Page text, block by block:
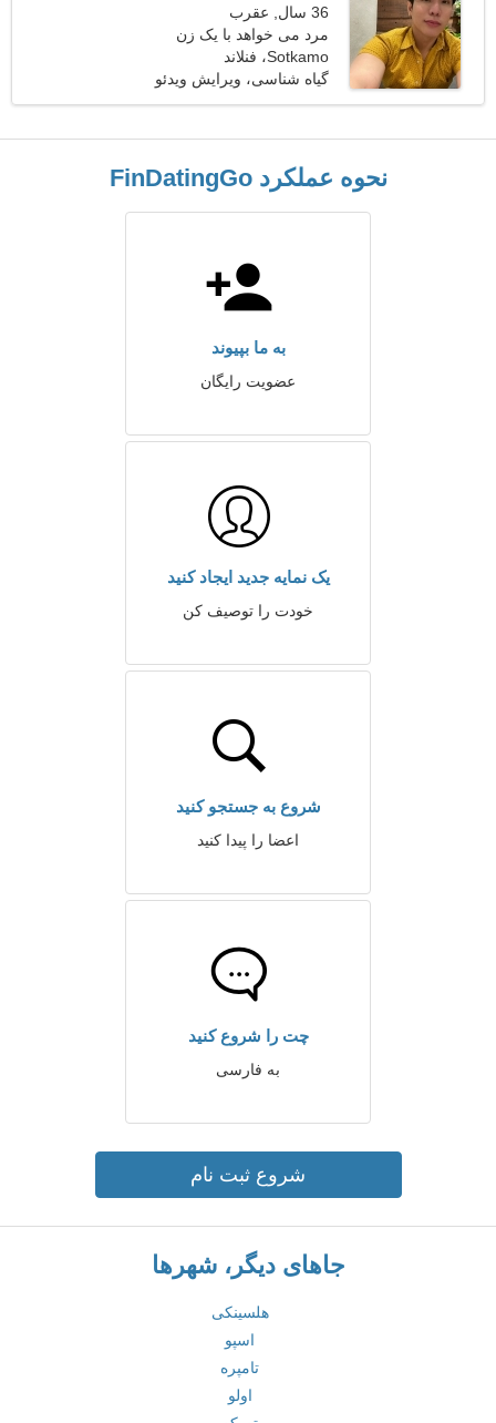
36 سال, عقرب
مرد می خواهد با یک زن
ملاقات کند
Sotkamo، فنلاند
گیاه شناسی، ویرایش ویدئو
نحوه عملکرد FinDatingGo
به ما بپیوند
عضویت رایگان
یک نمایه جدید ایجاد کنید
خودت را توصیف کن
شروع به جستجو کنید
اعضا را پیدا کنید
چت را شروع کنید
به فارسی
شروع ثبت نام
جاهای دیگر، شهرها
هلسینکی
اسپو
تامپره
اولو